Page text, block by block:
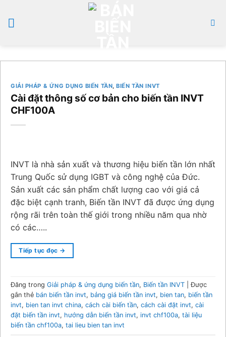
qua
nội
GIẢI PHÁP & ỨNG DỤNG BIẾN TẦN,BIẾN TẦN INVT
Cài đặt thông số cơ bản cho biến tần INVT
CHF100A
INVT là nhà sản xuất và thương hiệu biến tần lớn nhất
Trung Quốc sử dụng IGBT và công nghệ của Đức.
Sản xuất các sản phẩm chất lượng cao với giá cả
đặc biệt cạnh tranh, Biến tần INVT đã được ứng dụng
rộng rãi trên toàn thế giới trong nhiều năm qua nhờ
có các…..
Tiếp tục đọc →
Đăng trong Giải pháp & ứng dụng biến tần, Biến tần INVT |Được
gắn thẻ bán biến tần invt, bảng giá biến tần invt, bien tan, biến tần
invt, bien tan invt china, cách cài biến tần, cách cài đặt invt, cài
đặt biến tần invt, hướng dẫn biến tần invt, invt chf100a, tài liệu
biến tần chf100a, tai lieu bien tan invt